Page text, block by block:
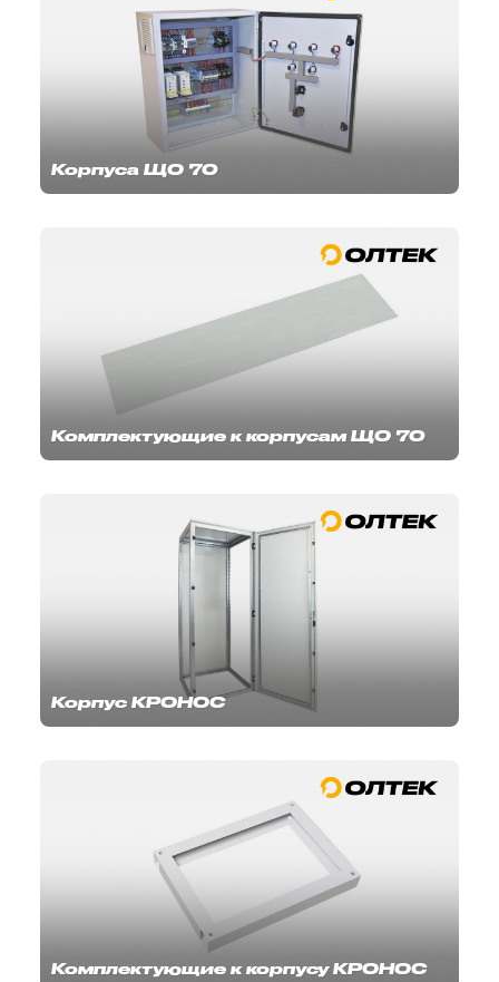
Корпуса ЩО 70
Комплектующие к корпусам ЩО 70
Корпус КРОНОС
Комплектующие к корпусу КРОНОС